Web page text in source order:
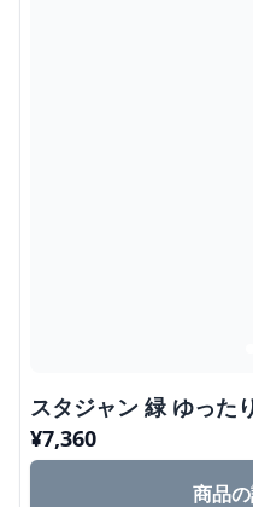
スタジャン 緑 ゆった
¥7,360
商品